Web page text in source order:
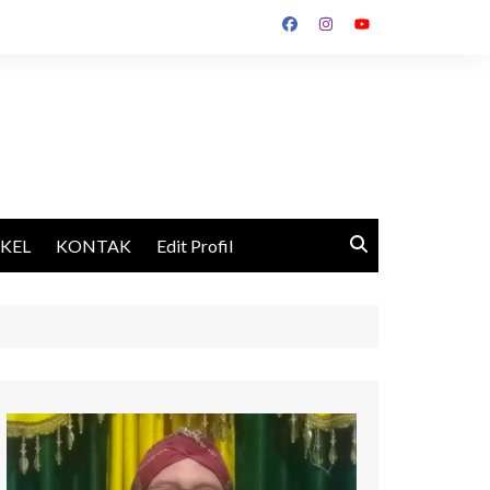
KONTAK Edit Profil